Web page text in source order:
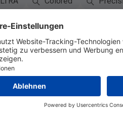
Newsletter